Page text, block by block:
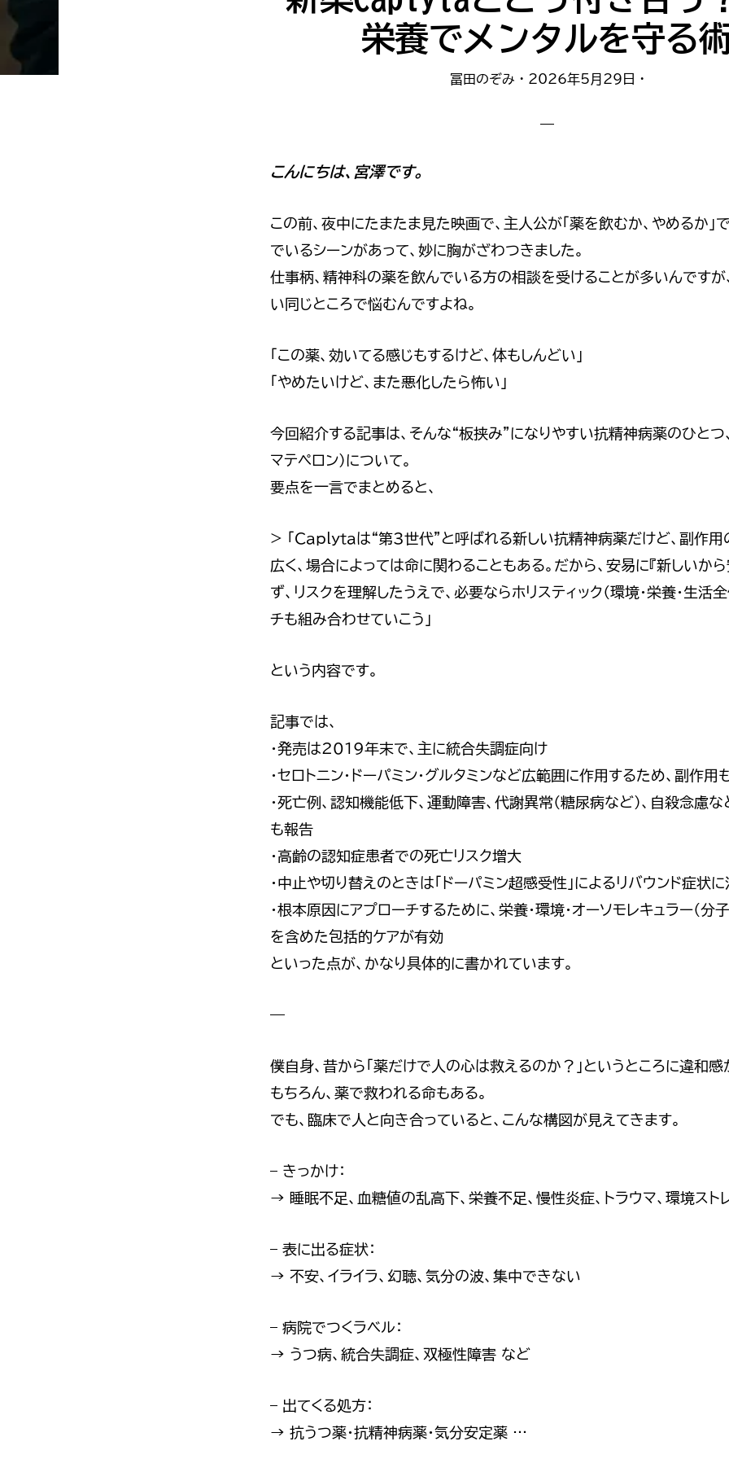
栄養でメンタルを守る
冨田のぞみ · 2026年5月29日 ·
こんにちは、宮澤です。
この前、夜中にたまたま見た映画で、主人公が「薬を飲むか、やめるか」
でいるシーンがあって、妙に胸がざわつきました。
仕事柄、精神科の薬を飲んでいる方の相談を受けることが多いんですが
い同じところで悩むんですよね。
「この薬、効いてる感じもするけど、体もしんどい」
「やめたいけど、また悪化したら怖い」
今回紹介する記事は、そんな“板挟み”になりやすい抗精神病薬のひと
マテペロン）について。
要点を一言でまとめると、
> 「Caplytaは“第3世代”と呼ばれる新しい抗精神病薬だけど、副作用
広く、場合によっては命に関わることもある。だから、安易に『新しいか
ず、リスクを理解したうえで、必要ならホリスティック（環境・栄養・生活
チも組み合わせていこう」
という内容です。
記事では、
・発売は2019年末で、主に統合失調症向け
・セロトニン・ドーパミン・グルタミンなど広範囲に作用するため、副作
・死亡例、認知機能低下、運動障害、代謝異常（糖尿病など）、自殺念慮
も報告
・高齢の認知症患者での死亡リスク増大
・中止や切り替えのときは「ドーパミン超感受性」によるリバウンド症状
・根本原因にアプローチするために、栄養・環境・オーソモレキュラー（分
を含めた包括的ケアが有効
といった点が、かなり具体的に書かれています。
—
僕自身、昔から「薬だけで人の心は救えるのか？」というところに違和感
もちろん、薬で救われる命もある。
でも、臨床で人と向き合っていると、こんな構図が見えてきます。
– きっかけ：
→ 睡眠不足、血糖値の乱高下、栄養不足、慢性炎症、トラウマ、環境スト
– 表に出る症状：
→ 不安、イライラ、幻聴、気分の波、集中できない
– 病院でつくラベル：
→ うつ病、統合失調症、双極性障害 など
– 出てくる処方：
→ 抗うつ薬・抗精神病薬・気分安定薬 …